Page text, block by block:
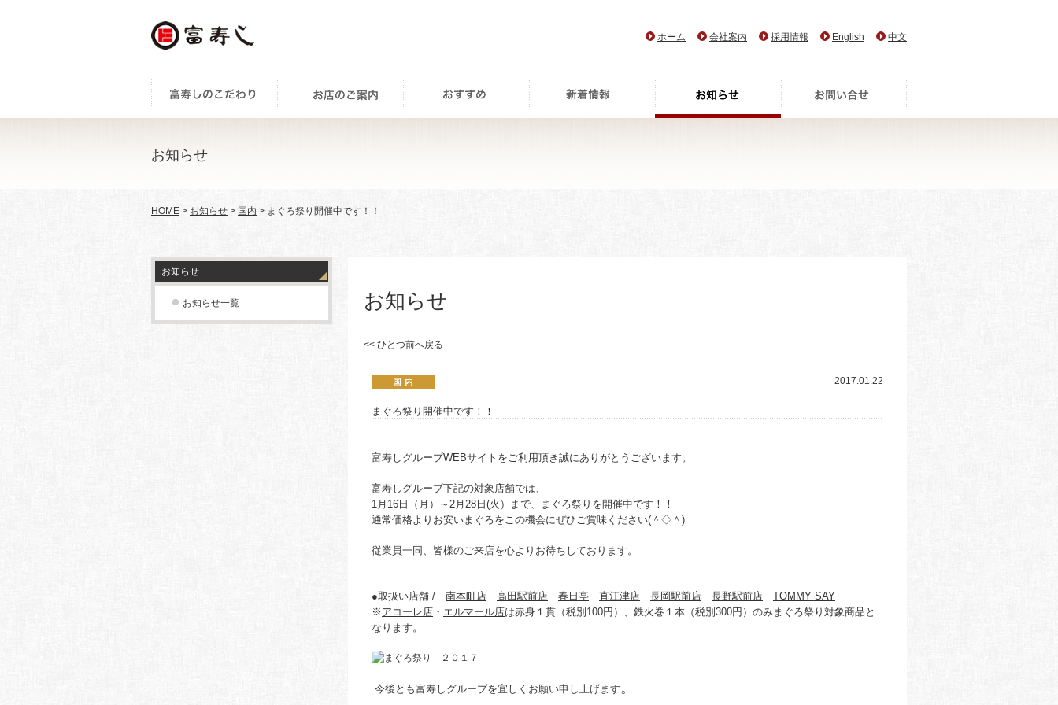
ホーム 会社案内 採用情報 English 中文
お知らせ
HOME > お知らせ > 国内 > まぐろ祭り開催中です！！
お知らせ
お知らせ一覧 お知らせ
<< ひとつ前へ戻る
2017.01.22
まぐろ祭り開催中です！！
富寿しグループWEBサイトをご利用頂き誠にありがとうございます。
富寿しグループ下記の対象店舗では、
1月16日（月）～2月28日(火）まで、まぐろ祭りを開催中です ！！
通常価格よりお安いまぐろをこの機会にぜひご賞味ください(＾◇＾)
従業員一同、皆様のご来店を心よりお待ちしております。
●取扱い店舗 / 南本町店 高田駅前店 春日亭 直江津店 長岡駅前店 長野駅前店
TOMMY SAY
※ アコーレ店 ・ エルマール店は赤身１貫（税別100円）、鉄火巻１本（税別300円）のみまぐろ祭り対象商品と
なります。
今後とも富寿しグループを宜しくお願い申し上げます。